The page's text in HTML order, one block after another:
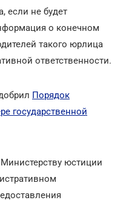
если не будет
о конечном
такого юрлица
ответственности.
Порядок
государственной
юстиции